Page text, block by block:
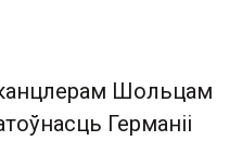
Шольцам
Германіі